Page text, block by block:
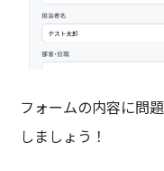
フォームの内容に問
しましょう！